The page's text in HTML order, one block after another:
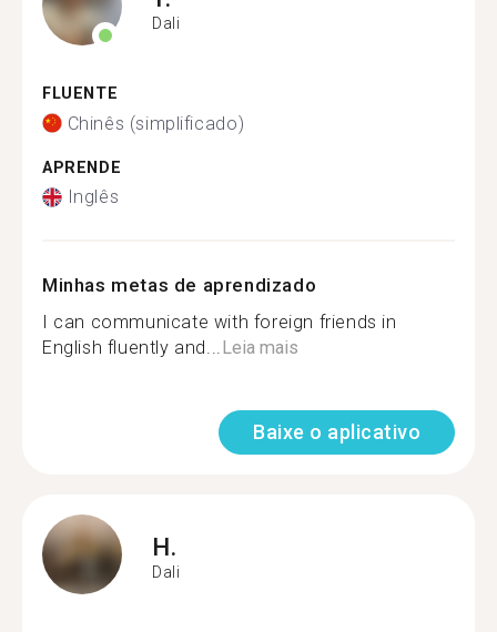
Dali
FLUENTE
Chinês (simplificado)
APRENDE
Inglês
Minhas metas de aprendizado
I can communicate with foreign friends in
English fluently and...Leia mais
Baixe o aplicativo
H.
Dali